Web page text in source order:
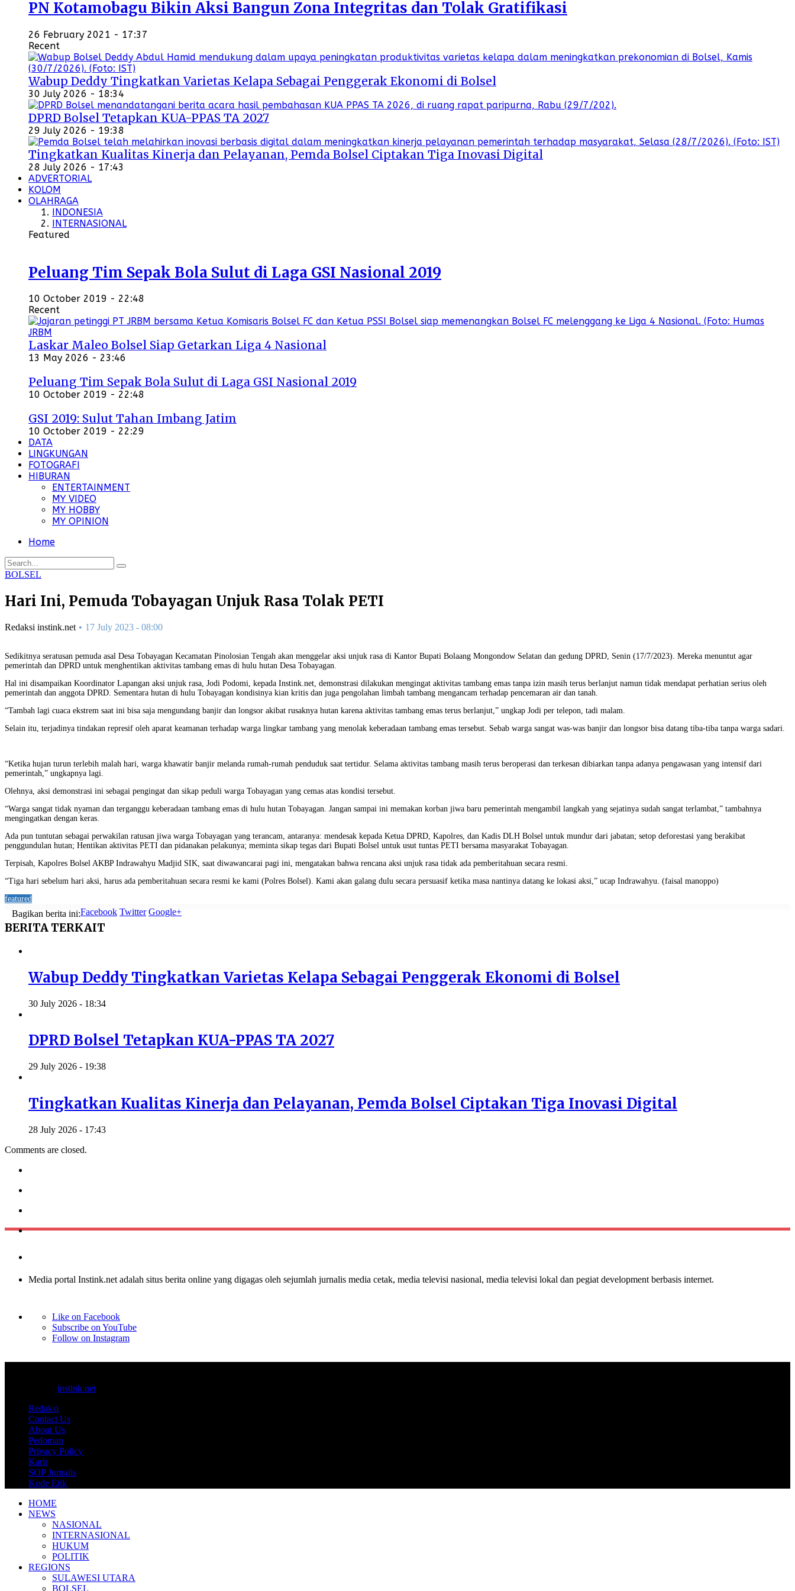
PN Kotamobagu Bikin Aksi Bangun Zona Integritas dan Tolak Gratifikasi
26 February 2021 - 17:37
Recent
Wabup Deddy Tingkatkan Varietas Kelapa Sebagai Penggerak Ekonomi di Bolsel
30 July 2026 - 18:34
DPRD Bolsel Tetapkan KUA-PPAS TA 2027
29 July 2026 - 19:38
Tingkatkan Kualitas Kinerja dan Pelayanan, Pemda Bolsel Ciptakan Tiga Inovasi Digital
28 July 2026 - 17:43
ADVERTORIAL
KOLOM
OLAHRAGA
INDONESIA
INTERNASIONAL
Featured
Peluang Tim Sepak Bola Sulut di Laga GSI Nasional 2019
10 October 2019 - 22:48
Recent
Laskar Maleo Bolsel Siap Getarkan Liga 4 Nasional
13 May 2026 - 23:46
Peluang Tim Sepak Bola Sulut di Laga GSI Nasional 2019
10 October 2019 - 22:48
GSI 2019: Sulut Tahan Imbang Jatim
10 October 2019 - 22:29
DATA
LINGKUNGAN
FOTOGRAFI
HIBURAN
ENTERTAINMENT
MY VIDEO
MY HOBBY
MY OPINION
Home
BOLSEL
Hari Ini, Pemuda Tobayagan Unjuk Rasa Tolak PETI
Redaksi instink.net 17 July 2023 - 08:00
Sedikitnya seratusan pemuda asal Desa Tobayagan Kecamatan Pinolosian Tengah akan menggelar aksi unjuk rasa di Kantor Bupati Bolaang Mongondow Selatan dan gedung DPRD, Senin (17/7/2023). Mereka menuntut agar
pemerintah dan DPRD untuk menghentikan aktivitas tambang emas di hulu hutan Desa Tobayagan.
Hal ini disampaikan Koordinator Lapangan aksi unjuk rasa, Jodi Podomi, kepada Instink.net, demonstrasi dilakukan mengingat aktivitas tambang emas tanpa izin masih terus berlanjut namun tidak mendapat perhatian serius oleh
pemerintah dan anggota DPRD. Sementara hutan di hulu Tobayagan kondisinya kian kritis dan juga pengolahan limbah tambang mengancam terhadap pencemaran air dan tanah.
“Tambah lagi cuaca ekstrem saat ini bisa saja mengundang banjir dan longsor akibat rusaknya hutan karena aktivitas tambang emas terus berlanjut,” ungkap Jodi per telepon, tadi malam.
Selain itu, terjadinya tindakan represif oleh aparat keamanan terhadap warga lingkar tambang yang menolak keberadaan tambang emas tersebut. Sebab warga sangat was-was banjir dan longsor bisa datang tiba-tiba tanpa warga sadari.
“Ketika hujan turun terlebih malah hari, warga khawatir banjir melanda rumah-rumah penduduk saat tertidur. Selama aktivitas tambang masih terus beroperasi dan terkesan dibiarkan tanpa adanya pengawasan yang intensif dari
pemerintah,” ungkapnya lagi.
Olehnya, aksi demonstrasi ini sebagai pengingat dan sikap peduli warga Tobayagan yang cemas atas kondisi tersebut.
“Warga sangat tidak nyaman dan terganggu keberadaan tambang emas di hulu hutan Tobayagan. Jangan sampai ini memakan korban jiwa baru pemerintah mengambil langkah yang sejatinya sudah sangat terlambat,” tambahnya
mengingatkan dengan keras.
Ada pun tuntutan sebagai perwakilan ratusan jiwa warga Tobayagan yang terancam, antaranya: mendesak kepada Ketua DPRD, Kapolres, dan Kadis DLH Bolsel untuk mundur dari jabatan; setop deforestasi yang berakibat
penggundulan hutan; Hentikan aktivitas PETI dan pidanakan pelakunya; meminta sikap tegas dari Bupati Bolsel untuk usut tuntas PETI bersama masyarakat Tobayagan.
Terpisah, Kapolres Bolsel AKBP Indrawahyu Madjid SIK, saat diwawancarai pagi ini, mengatakan bahwa rencana aksi unjuk rasa tidak ada pemberitahuan secara resmi.
“Tiga hari sebelum hari aksi, harus ada pemberitahuan secara resmi ke kami (Polres Bolsel). Kami akan galang dulu secara persuasif ketika masa nantinya datang ke lokasi aksi,” ucap Indrawahyu. (faisal manoppo)
featured
Bagikan berita ini:Facebook Twitter Google+
BERITA TERKAIT
Wabup Deddy Tingkatkan Varietas Kelapa Sebagai Penggerak Ekonomi di Bolsel
30 July 2026 - 18:34
DPRD Bolsel Tetapkan KUA-PPAS TA 2027
29 July 2026 - 19:38
Tingkatkan Kualitas Kinerja dan Pelayanan, Pemda Bolsel Ciptakan Tiga Inovasi Digital
28 July 2026 - 17:43
Comments are closed.
Media portal Instink.net adalah situs berita online yang digagas oleh sejumlah jurnalis media cetak, media televisi nasional, media televisi lokal dan pegiat development berbasis internet.
Like on Facebook
Subscribe on YouTube
Follow on Instagram
instink.net
Redaksi
Contact Us
About Us
Pedoman
Privacy Policy
Karir
SOP Jurnalis
Kode Etik
HOME
NEWS
NASIONAL
INTERNASIONAL
HUKUM
POLITIK
REGIONS
SULAWESI UTARA
BOLSEL